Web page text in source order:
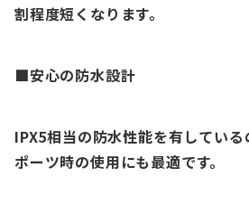
割程度短くなります。
■安心の防水設計
IPX5相当の防水性能を有してい
ポーツ時の使用にも最適です。